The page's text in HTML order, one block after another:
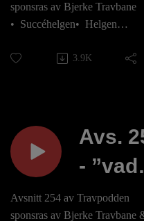
tror
sponsras av Bjerke Travbane
•⁠ ⁠Succéhelgen•⁠ ⁠Helgen
⁠Örjans lista•⁠ ⁠Nyhet gällande
…och mycket mer!
Missa inte sändningen på
kl 13.00, se den här!
En podcast
från gamblingcabin.se Besök
gärna för mer trav och
3.9K
Avs.
- ”vad
ska
Avsnitt 254 av Travpodden
sponsras av Bjerke Travbane